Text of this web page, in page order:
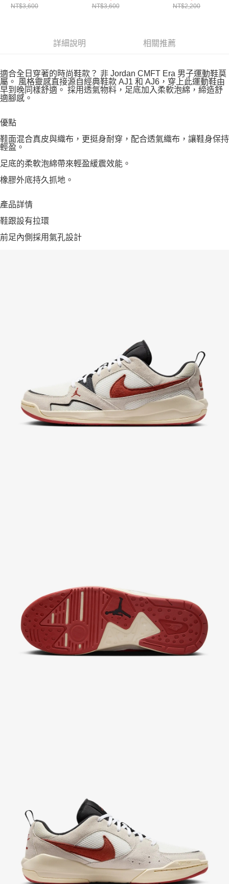
NT$3,600 NT$3,600 NT$2,200
詳細說明 相關推薦
適合全日穿著的時尚鞋款？ 非 Jordan CMFT Era 男子運動鞋莫
屬。 風格靈感直接源自經典鞋款 AJ1 和 AJ6，穿上此運動鞋由
早到晚同樣舒適。 採用透氣物料，足底加入柔軟泡綿，締造舒
適腳感。
優點
鞋面混合真皮與織布，更挺身耐穿，配合透氣織布，讓鞋身保持
輕盈。
足底的柔軟泡綿帶來輕盈緩震效能。
橡膠外底持久抓地。
產品詳情
鞋跟設有拉環
前足內側採用氣孔設計